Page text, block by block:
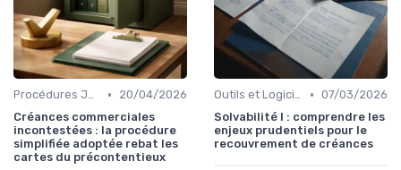
Procédures Judiciaires et Contentieuses •
20/04/2026
Créances commerciales
incontestées : la procédure
simplifiée adoptée rebat les
cartes du précontentieux
Outils et Logiciels de Gestion de Créances • 07/03/2026
Solvabilité I : comprendre les
enjeux prudentiels pour le
recouvrement de créances